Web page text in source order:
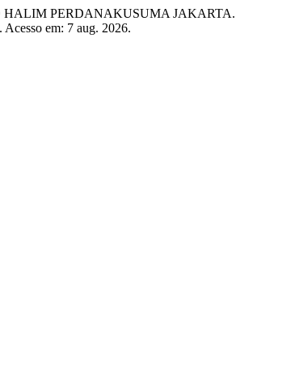
PERDANAKUSUMA JAKARTA.
em: 7 aug. 2026.